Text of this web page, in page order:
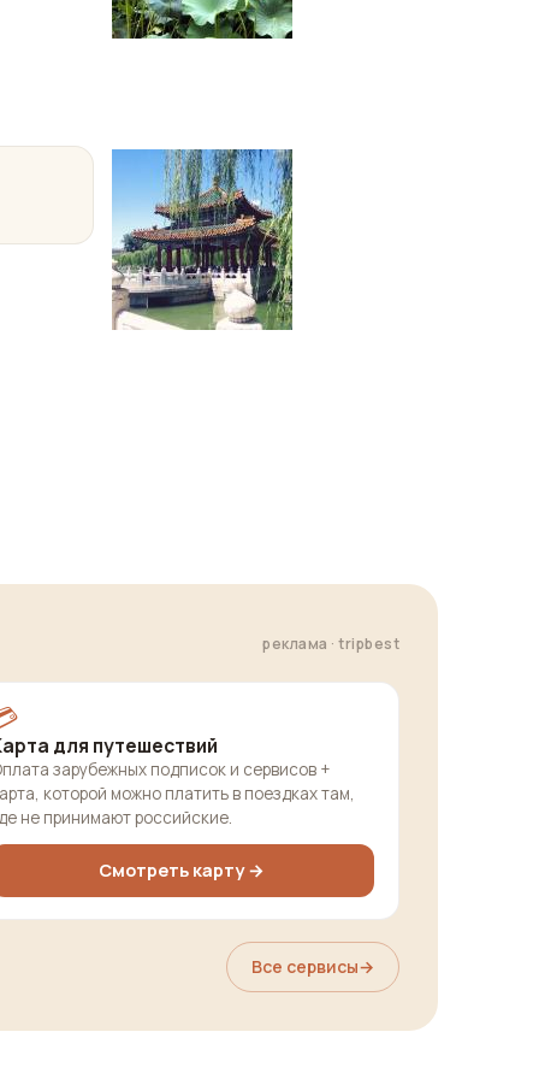
реклама · tripbest
для путешествий
зарубежных подписок и сервисов +
которой можно платить в поездках там,
не принимают российские.
Смотреть карту →
Все сервисы→